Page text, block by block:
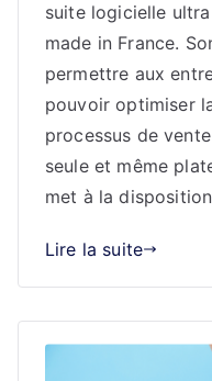
suite logicielle
made in France.
permettre aux
pouvoir optimiser
processus de
seule et même
met à la
Lire la suite